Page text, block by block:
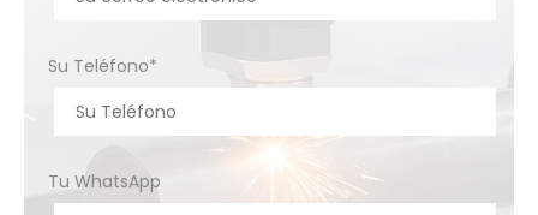
Su Teléfono*
Tu WhatsApp